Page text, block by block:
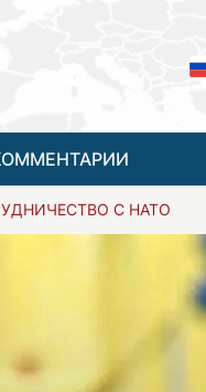
С НАТО